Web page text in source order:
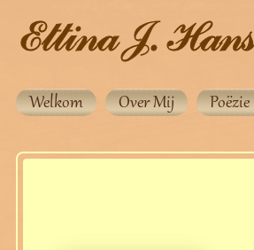
Welkom Over Mij Poëzie